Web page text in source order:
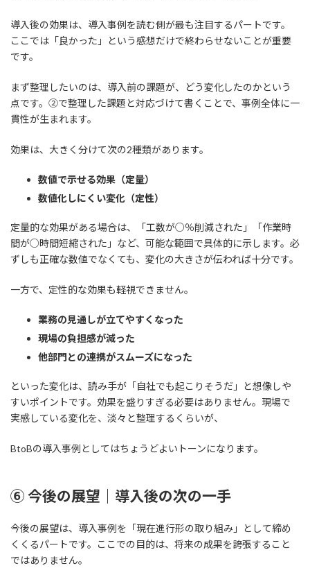
導入後の効果は、導入事例を読む側が最も注目するパートです。
ここでは「良かった」という感想だけで終わらせないことが重要
です。
まず整理したいのは、導入前の課題が、どう変化したのかという
点です。②で整理した課題と対応づけて書くことで、事例全体に一
貫性が生まれます。
効果は、大きく分けて次の2種類があります。
数値で示せる効果（定量）
数値化しにくい変化（定性）
定量的な効果がある場合は、「工数が○％削減された」「作業時
間が○時間短縮された」など、可能な範囲で具体的に示します。必
ずしも正確な数値でなくても、変化の大きさが伝われば十分です。
一方で、定性的な効果も軽視できません。
業務の見通しが立てやすくなった
現場の負担感が減った
他部門との連携がスムーズになった
といった変化は、読み手が「自社でも起こりそうだ」と想像しや
すいポイントです。効果を盛りすぎる必要はありません。現場で
実感している変化を、淡々と整理するくらいが、
BtoBの導入事例としてはちょうどよいトーンになります。
⑥ 今後の展望｜導入後の次の一手
今後の展望は、導入事例を「現在進行形の取り組み」として締め
くくるパートです。ここでの目的は、将来の成果を誇張すること
ではありません。